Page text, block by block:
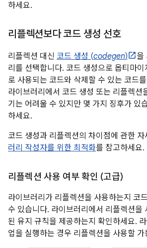
하세요.
리플렉션보다 코드 생성 선호
리플렉션 대신 코드 생성 (codegen)
을
리를 선택합니다. 코드 생성으로 옵티마이
로 사용되는 코드와 삭제할 수 있는 코드
라이브러리에서 코드 생성 또는 리플렉션
기는 어려울 수 있지만 몇 가지 징후가 있
하세요.
코드 생성과 리플렉션의 차이점에 관한 자
러리 작성자를 위한 최적화를 참고하세요.
리플렉션 사용 여부 확인 (고급)
라이브러리가 리플렉션을 사용하는지 코
수 있습니다. 라이브러리에서 리플렉션을
된 유지 규칙을 제공하는지 확인하세요.
업을 실행하는 경우 리플렉션을 사용할